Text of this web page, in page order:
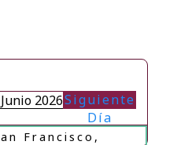
2026Siguiente
Día
Francisco,